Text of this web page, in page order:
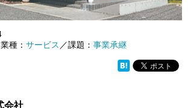
種： サービス ／課題： 事業承継
会社